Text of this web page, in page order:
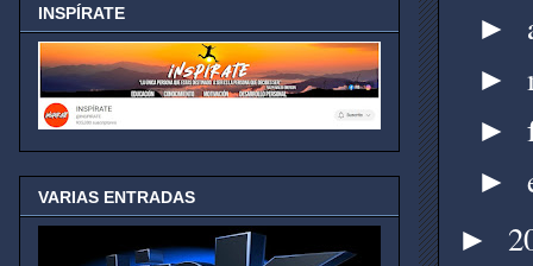
►
►
►
►
►
INSPÍRATE
VARIAS ENTRADAS